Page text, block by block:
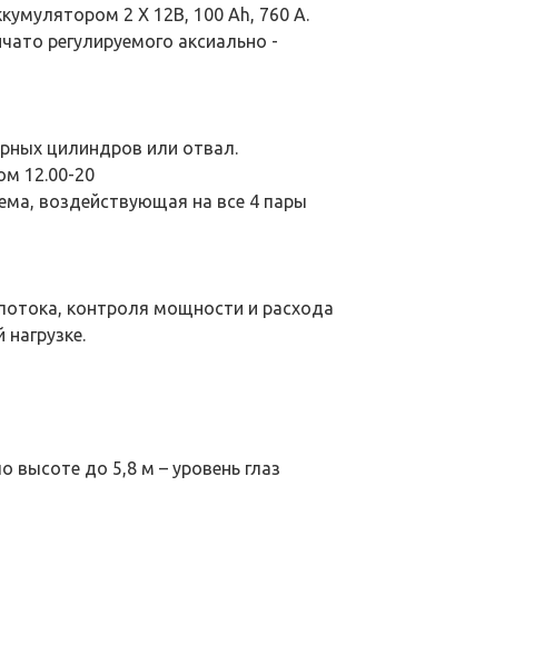
2 Х 12В, 100 Ah, 760 A.
регулируемого аксиально -
цилиндров или отвал.
12.00-20
воздействующая на все 4 пары
контроля мощности и расхода
высоте до 5,8 м – уровень глаз